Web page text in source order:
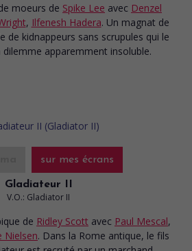
moeurs de Spike Lee avec Denzel
, Ilfenesh Hadera. Un magnat de
de kidnappeurs sans scrupules qui le
apparemment insoluble.
sur mes écrans
Gladiateur II
V.O.: Gladiator II
de Ridley Scott avec Paul Mescal,
Nielsen. Dans la Rome antique, le fils